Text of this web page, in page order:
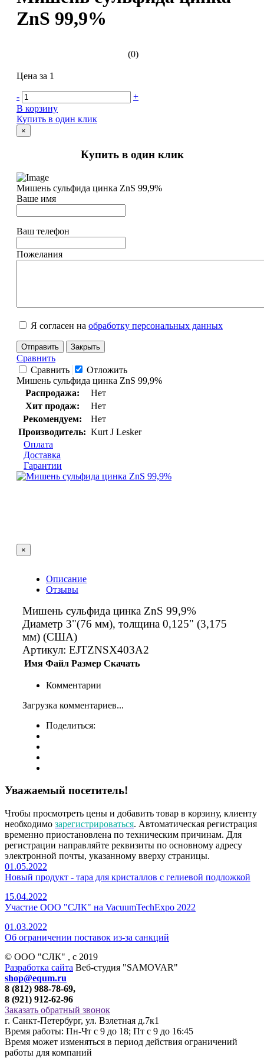
ZnS 99,9%
(0)
Цена за 1
-
+
В корзину
Купить в один клик
×
Купить в один клик
Мишень cульфида цинка ZnS 99,9%
Ваше имя
Ваш телефон
Пожелания
Я согласен на обработку персональных данных
Отправить Закрыть
Сравнить
Сравнить
Отложить
Мишень cульфида цинка ZnS 99,9%
Распродажа:
Нет
Хит продаж:
Нет
Рекомендуем:
Нет
Производитель: Kurt J Lesker
Оплата
Доставка
Гарантии
×
Описание
Отзывы
Мишень cульфида цинка ZnS 99,9%
Диаметр 3"(76 мм), толщина 0,125" (3,175
мм) (США)
Артикул: EJTZNSX403A2
Имя Файл Размер Скачать
Комментарии
Загрузка комментариев...
Поделиться:
Уважаемый посетитель!
Чтобы просмотреть цены и добавить товар в корзину, клиенту
необходимо зарегистрироваться. Автоматическая регистрация
временно приостановлена по техническим причинам. Для
регистрации направляйте реквизиты по основному адресу
электронной почты, указанному вверху страницы.
01.05.2022
Новый продукт - тара для кристаллов с гелиевой подложкой
15.04.2022
Участие ООО "СЛК" на VacuumTechExpo 2022
01.03.2022
Об ограничении поставок из-за санкций
© ООО "СЛК" , c 2019
Разработка сайта Веб-студия "SAMOVAR"
shop@equm.ru
8 (812) 988-78-69,
8 (921) 912-62-96
Заказать обратный звонок
г. Санкт-Петербург, ул. Взлетная д.7к1
Время работы: Пн-Чт с 9 до 18; Пт с 9 до 16:45
Время может изменяться в период действия ограничений
работы для компаний